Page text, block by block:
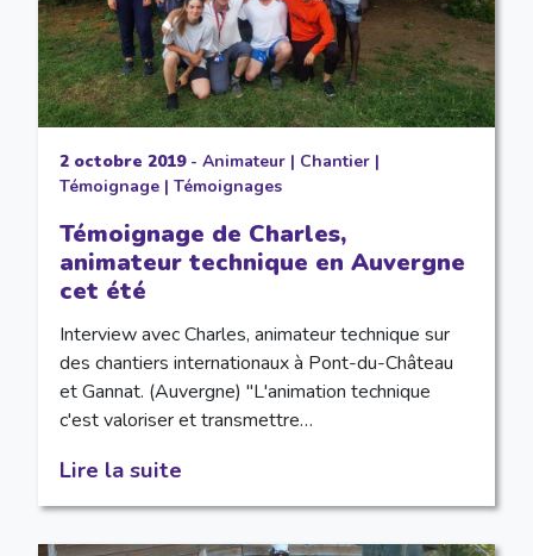
2 octobre 2019- Animateur| Chantier|
Témoignage| Témoignages
Témoignage de Charles,
animateur technique en Auvergne
cet été
Interview avec Charles, animateur technique sur
des chantiers internationaux à Pont-du-Château
et Gannat. (Auvergne) "L'animation technique
c'est valoriser et transmettre…
Lire la suite